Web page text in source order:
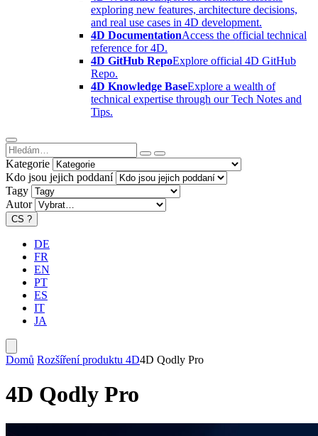
exploring new features, architecture decisions,
and real use cases in 4D development.
4D DocumentationAccess the official technical
reference for 4D.
4D GitHub RepoExplore official 4D GitHub
Repo.
4D Knowledge BaseExplore a wealth of
technical expertise through our Tech Notes and
Tips.
Kategorie
Kdo jsou jejich poddaní
Tagy
Autor
CS ?
DE
FR
EN
PT
ES
IT
JA
Domů Rozšíření produktu 4D4D Qodly Pro
4D Qodly Pro